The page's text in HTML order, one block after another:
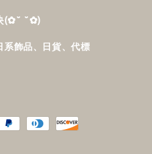
‎(✿˘ ˘✿)
飾品、日貨、代標